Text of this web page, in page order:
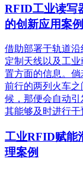
RFID工业读写
的创新应用案例
借助部署于轨道
定制天线以及工
置方面的信息。
前行的两列火车
候，那便会自动
其能够及时进行干
工业RFID赋能
理案例